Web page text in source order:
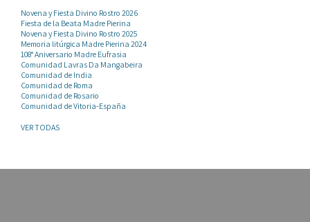
Novena y Fiesta Divino Rostro 2026
Fiesta de la Beata Madre Pierina
Novena y Fiesta Divino Rostro 2025
Memoria litúrgica Madre Pierina 2024
108° Aniversario Madre Eufrasia
Comunidad Lavras Da Mangabeira
Comunidad de India
Comunidad de Roma
Comunidad de Rosario
Comunidad de Vitoria-España
VER TODAS